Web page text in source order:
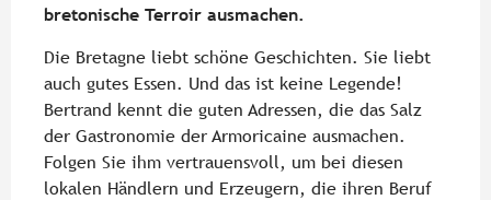
bretonische Terroir ausmachen.
Die Bretagne liebt schöne Geschichten. Sie liebt
auch gutes Essen. Und das ist keine Legende!
Bertrand kennt die guten Adressen, die das Salz
der Gastronomie der Armoricaine ausmachen.
Folgen Sie ihm vertrauensvoll, um bei diesen
lokalen Händlern und Erzeugern, die ihren Beruf